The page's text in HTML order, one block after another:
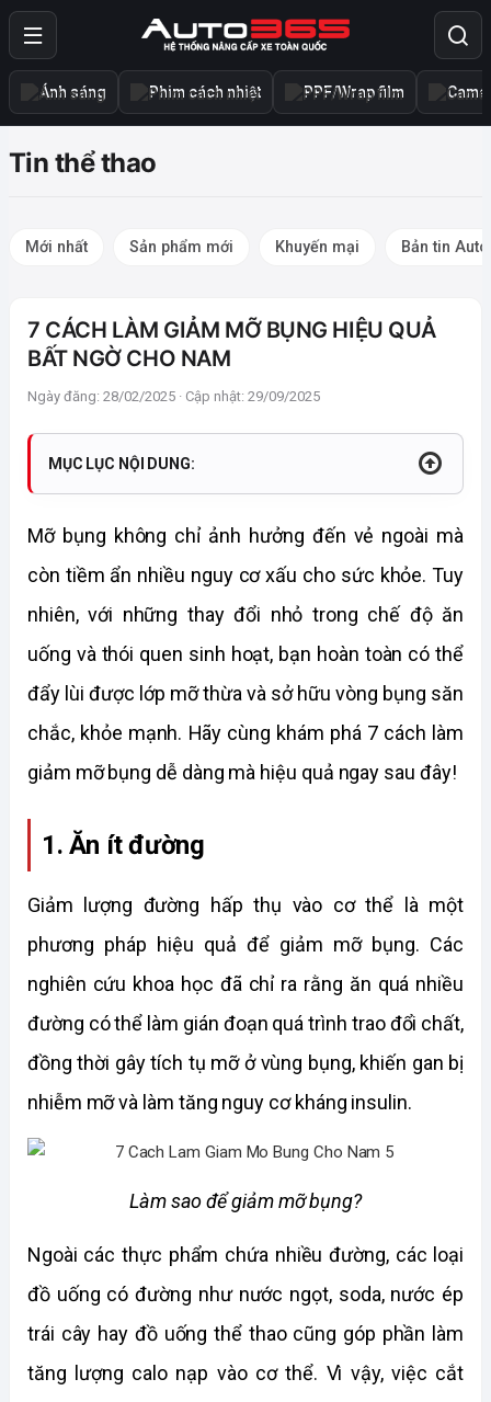
Ánh sáng Phim cách nhiệt PPF/Wrap film
Tin thể thao
Mới nhất Sản phẩm mới Khuyến mại Bản tin
7 CÁCH LÀM GIẢM MỠ BỤNG HIỆU QUẢ
BẤT NGỜ CHO NAM
Ngày đăng: 28/02/2025 · Cập nhật: 29/09/2025
MỤC LỤC NỘI DUNG:
Mỡ bụng không chỉ ảnh hưởng đến vẻ ngoài mà
còn tiềm ẩn nhiều nguy cơ xấu cho sức khỏe. Tuy
nhiên, với những thay đổi nhỏ trong chế độ ăn
uống và thói quen sinh hoạt, bạn hoàn toàn có thể
đẩy lùi được lớp mỡ thừa và sở hữu vòng bụng săn
chắc, khỏe mạnh. Hãy cùng khám phá 7 cách làm
giảm mỡ bụng dễ dàng mà hiệu quả ngay sau đây!
1. Ăn ít đường
Giảm lượng đường hấp thụ vào cơ thể là một
phương pháp hiệu quả để giảm mỡ bụng. Các
nghiên cứu khoa học đã chỉ ra rằng ăn quá nhiều
đường có thể làm gián đoạn quá trình trao đổi chất,
đồng thời gây tích tụ mỡ ở vùng bụng, khiến gan bị
nhiễm mỡ và làm tăng nguy cơ kháng insulin.
Làm sao để giảm mỡ bụng?
Ngoài các thực phẩm chứa nhiều đường, các loại
đồ uống có đường như nước ngọt, soda, nước ép
trái cây hay đồ uống thể thao cũng góp phần làm
tăng lượng calo nạp vào cơ thể. Vì vậy, việc cắt